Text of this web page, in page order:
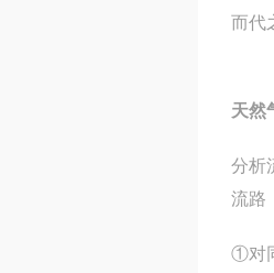
而代
天然
分析
流路
①对